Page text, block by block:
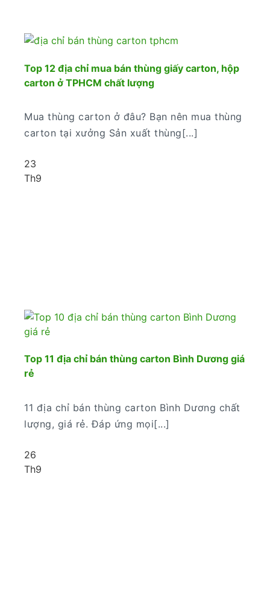
Top 12 địa chỉ mua bán thùng giấy carton, hộp
carton ở TPHCM chất lượng
Mua thùng carton ở đâu? Bạn nên mua thùng
carton tại xưởng Sản xuất thùng[...]
23
Th9
Top 11 địa chỉ bán thùng carton Bình Dương giá
rẻ
11 địa chỉ bán thùng carton Bình Dương chất
lượng, giá rẻ. Đáp ứng mọi[...]
26
Th9